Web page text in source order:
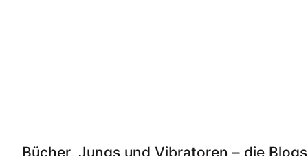
Bücher, Jungs und Vibratoren – die